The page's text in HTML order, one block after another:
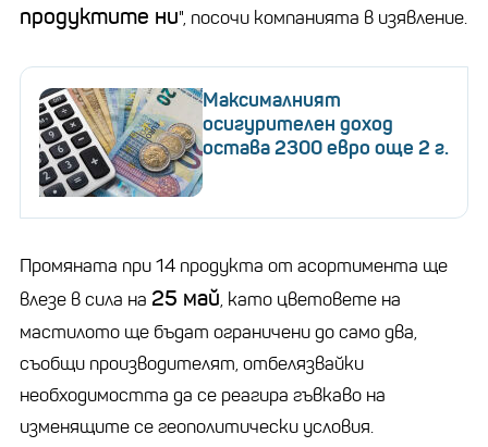
продуктите ни", посочи компанията в изявление.
Максималният
осигурителен доход
остава 2300 евро още 2 г.
Промяната при 14 продукта от асортимента ще
влезе в сила на 25 май, като цветовете на
мастилото ще бъдат ограничени до само два,
съобщи производителят, отбелязвайки
необходимостта да се реагира гъвкаво на
изменящите се геополитически условия.